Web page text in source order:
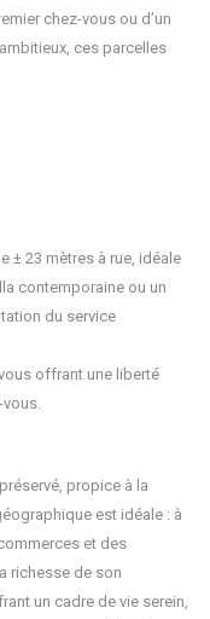
chez-vous ou d’un
ces parcelles
± 23 mètres à rue, idéale
contemporaine ou un
du service
vous offrant une liberté
propice à la
est idéale : à
et des
richesse de son
un cadre de vie serein,